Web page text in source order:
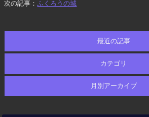
次の記事：ふくろうの城
最近の記事
カテゴリ
月別アーカイブ